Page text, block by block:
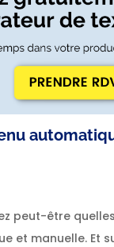
peut-être
et manuelle. Et